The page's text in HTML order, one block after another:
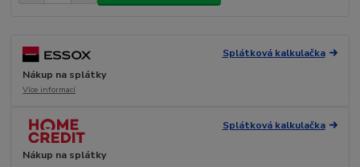
Splátková kalkulačka
Nákup na splátky
Více informací
Splátková kalkulačka
Nákup na splátky